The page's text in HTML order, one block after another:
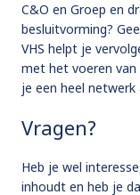
C&O en Groep en
besluitvorming?
VHS helpt je
met het voeren van
je een heel
Vragen?
Heb je wel
inhoudt en heb je